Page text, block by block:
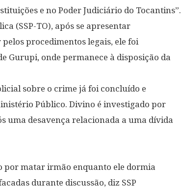
e no Poder Judiciário do Tocantins”.
(SSP-TO), após se apresentar
procedimentos legais, ele foi
Gurupi, onde permanece à disposição da
sobre o crime já foi concluído e
Público. Divino é investigado por
uma desavença relacionada a uma dívida
por matar irmão enquanto ele dormia
durante discussão, diz SSP